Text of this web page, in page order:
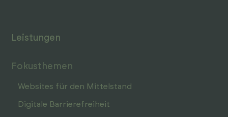
Leistungen
Fokusthemen
Websites für den Mittelstand
Digitale Barrierefreiheit